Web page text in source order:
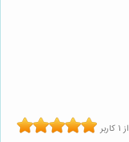
از 1 کاربر